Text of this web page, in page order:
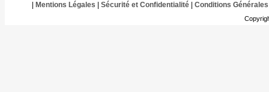
Mentions Légales Sécurité et Confidentialité| Conditions Générales